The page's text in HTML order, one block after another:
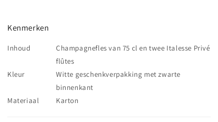
Kenmerken
Inhoud
Champagnefles van 75 cl en twee Italesse Privé
flûtes
Kleur
Witte geschenkverpakking met zwarte
binnenkant
Materiaal
Karton